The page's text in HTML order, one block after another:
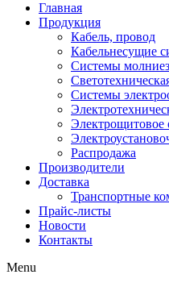
Главная
Продукция
Кабель, провод
Кабельнесущие
Системы
Системы
Электрощитовое
Распродажа
Производители
Доставка
Транспортные
Прайс-листы
Новости
Контакты
Menu